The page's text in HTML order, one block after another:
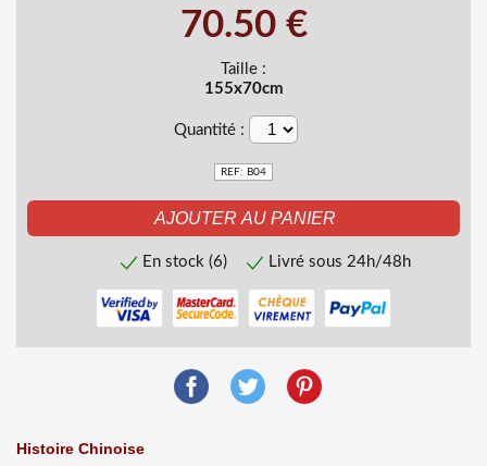
70.50 €
Taille :
155x70cm
Quantité :
REF: B04
En stock (6) Livré sous 24h/48h
Histoire Chinoise